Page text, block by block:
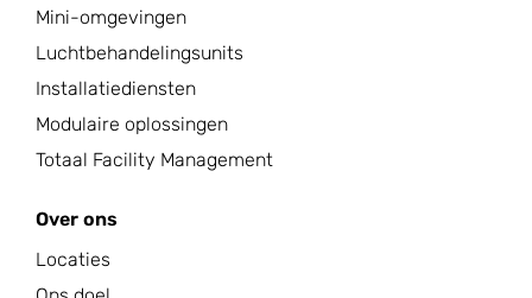
Mini-omgevingen
Luchtbehandelingsunits
Installatiediensten
Modulaire oplossingen
Totaal Facility Management
Over ons
Locaties